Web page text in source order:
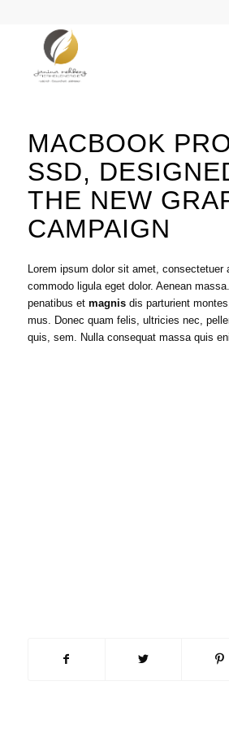
MACBOOK
SSD,
THE NEW
CAMPAIGN
Lorem ipsum dolor sit amet, consectetuer
commodo ligula eget dolor. Aenean
penatibus et magnisdis parturient
mus. Donec quam felis, ultricies nec,
quis, sem. Nulla consequat massa quis